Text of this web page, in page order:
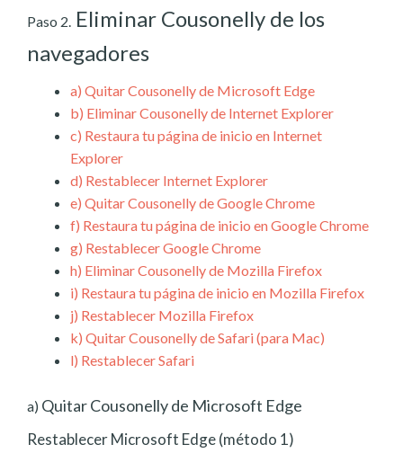
Paso 2. Eliminar Cousonelly de los
navegadores
a) Quitar Cousonelly de Microsoft Edge
b) Eliminar Cousonelly de Internet Explorer
c) Restaura tu página de inicio en Internet
Explorer
d) Restablecer Internet Explorer
e) Quitar Cousonelly de Google Chrome
f) Restaura tu página de inicio en Google Chrome
g) Restablecer Google Chrome
h) Eliminar Cousonelly de Mozilla Firefox
i) Restaura tu página de inicio en Mozilla Firefox
j) Restablecer Mozilla Firefox
k) Quitar Cousonelly de Safari (para Mac)
l) Restablecer Safari
a) Quitar Cousonelly de Microsoft Edge
Restablecer Microsoft Edge (método 1)